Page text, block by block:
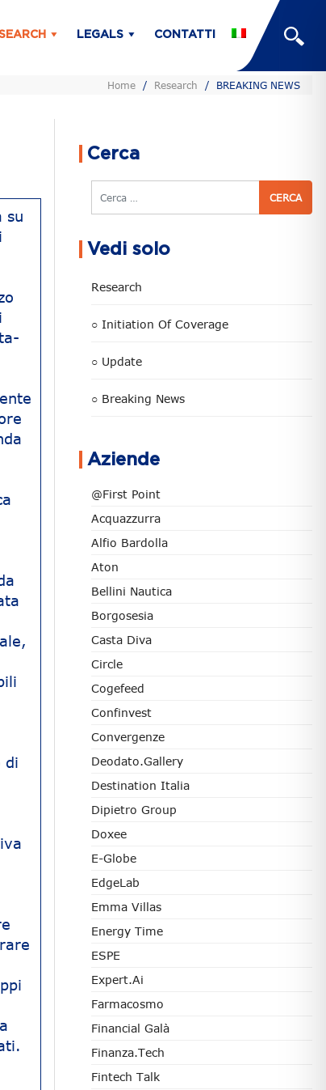
LEGALS CONTATTI
Home / Research / BREAKING NEWS
su
di
Cerca
Cerca
Vedi solo
Research
○ Initiation Of Coverage
○ Update
○ Breaking News
Aziende
@First Point
Acquazzurra
Alfio Bardolla
Aton
Bellini Nautica
Borgosesia
Casta Diva
Circle
Cogefeed
Confinvest
Convergenze
Deodato.Gallery
Destination Italia
Dipietro Group
Doxee
E-Globe
EdgeLab
Emma Villas
Energy Time
ESPE
Expert.ai
Farmacosmo
Financial Galà
Finanza.tech
Fintech Talk